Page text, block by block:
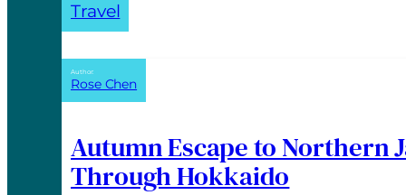
Travel
Author:
Rose Chen
Autumn Escape to Northern
Through Hokkaido